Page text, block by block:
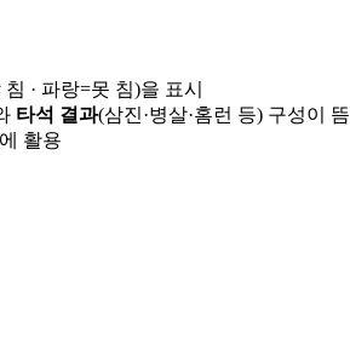
· 파랑=못 침)을 표시
타석 결과(삼진·병살·홈런 등) 구성이 뜸
활용